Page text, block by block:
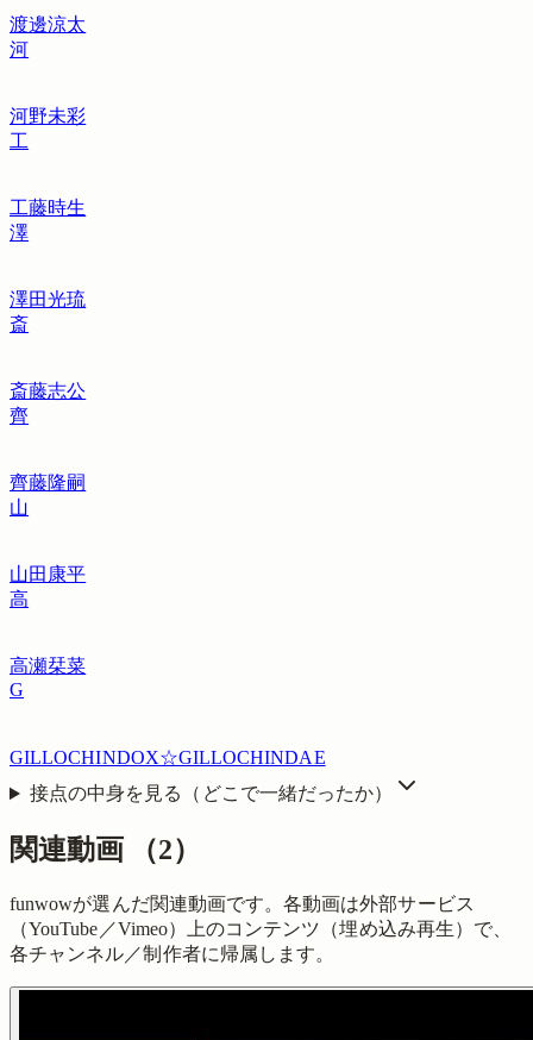
渡邊涼太
河
河野未彩
工
工藤時生
澤
澤田光琉
斎
斎藤志公
齊
齊藤隆嗣
山
山田康平
高
高瀬栞菜
G
GILLOCHINDOX☆GILLOCHINDAE
接点の中身を見る（どこで一緒だったか）
関連動画 （2）
funwowが選んだ関連動画です。各動画は外部サービス
（YouTube／Vimeo）上のコンテンツ（埋め込み再生）で、
各チャンネル／制作者に帰属します。